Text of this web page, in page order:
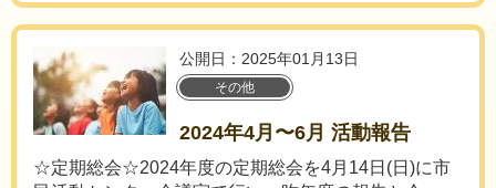
公開日：2025年01月13日
その他
2024年4月〜6月 活動報告
☆定期総会☆2024年度の定期総会を4月14日(日)に市